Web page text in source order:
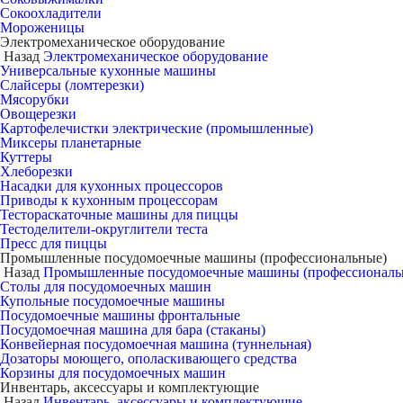
Сокоохладители
Мороженицы
Электромеханическое оборудование
Назад Электромеханическое оборудование
Универсальные кухонные машины
Слайсеры (ломтерезки)
Мясорубки
Овощерезки
Картофелечистки электрические (промышленные)
Миксеры планетарные
Куттеры
Хлеборезки
Насадки для кухонных процессоров
Приводы к кухонным процессорам
Тестораскаточные машины для пиццы
Тестоделители-округлители теста
Пресс для пиццы
Промышленные посудомоечные машины (профессиональные)
Назад Промышленные посудомоечные машины
Столы для посудомоечных машин
Купольные посудомоечные машины
Посудомоечные машины фронтальные
Посудомоечная машина для бара (стаканы)
Конвейерная посудомоечная машина (туннельная)
Дозаторы моющего, ополаскивающего средства
Корзины для посудомоечных машин
Инвентарь, аксессуары и комплектующие